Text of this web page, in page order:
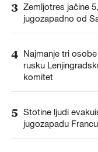
3 Zemljotres jačine
jugozapadno od
4 Najmanje tri
rusku
komitet
5 Stotine ljudi
jugozapadu